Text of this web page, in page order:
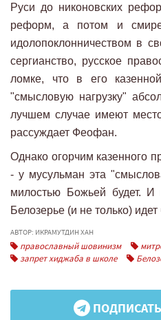
Руси до никоновских
реформ, а потом и
идолопоклонничеством в
сергианство, русское
ломке, что в его
"смысловую нагрузку"
лучшем случае имеют
рассуждает Феофан.
Однако огорчим казенного
- у мусульман эта
милостью Божьей будет. И
Белозерье (и не только) идет
АВТОР: ИКРАМУТДИН ХАН
православный шовинизм
запрет хиджаба в школе